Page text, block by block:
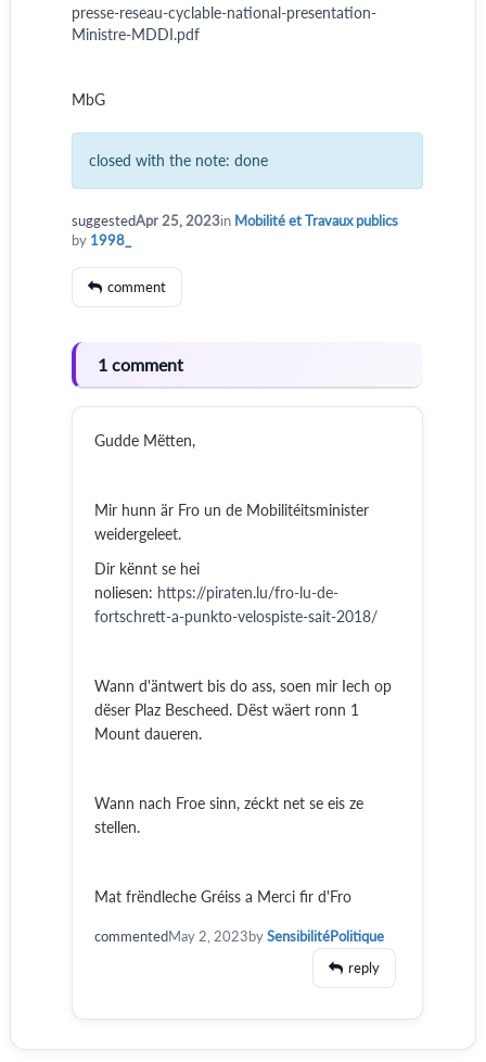
presse-reseau-cyclable-national-presentation-
Ministre-MDDI.pdf
MbG
closed with the note: done
suggestedApr 25, 2023in Mobilité et Travaux publics
by 1998_
comment
1 comment
Gudde Mëtten,
Mir hunn är Fro un de Mobilitéitsminister
weidergeleet.
Dir kënnt se hei
noliesen: https://piraten.lu/fro-lu-de-
fortschrett-a-punkto-velospiste-sait-2018/
Wann d'äntwert bis do ass, soen mir Iech op
dëser Plaz Bescheed. Dëst wäert ronn 1
Mount daueren.
Wann nach Froe sinn, zéckt net se eis ze
stellen.
Mat frëndleche Gréiss a Merci fir d'Fro
commentedMay 2, 2023bySensibilitéPolitique
reply